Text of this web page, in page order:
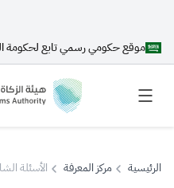
موقع حكومي رسمي تابع لحكومة
الرئيسية مركز المعرفة الأسئلة